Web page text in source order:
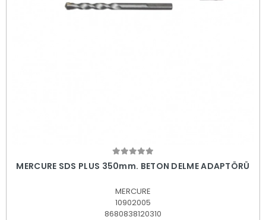
Sepete Ekle
MERCURE SDS PLUS 350mm. BETON DELME ADAPTÖRÜ
MERCURE
10902005
8680838120310